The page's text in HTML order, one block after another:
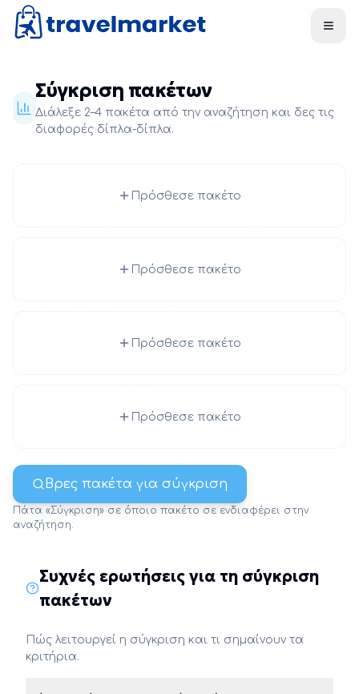
Skip to main content
Σύγκριση πακέτων
Διάλεξε 2–4 πακέτα από την αναζήτηση και δες τις
διαφορές δίπλα-δίπλα.
Πρόσθεσε πακέτο
Πρόσθεσε πακέτο
Πρόσθεσε πακέτο
Πρόσθεσε πακέτο
Βρες πακέτα για σύγκριση
Πάτα «Σύγκριση» σε όποιο πακέτο σε ενδιαφέρει στην
αναζήτηση.
Συχνές ερωτήσεις για τη σύγκριση
πακέτων
Πώς λειτουργεί η σύγκριση και τι σημαίνουν τα
κριτήρια.